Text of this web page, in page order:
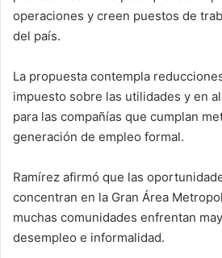
operaciones y creen puestos de
del país.
La propuesta contempla
impuesto sobre las utilidades y en
para las compañías que cumplan
generación de empleo formal.
Ramírez afirmó que las
concentran en la Gran Área
muchas comunidades enfrentan
desempleo e informalidad.